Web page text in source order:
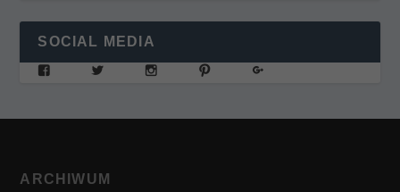
SOCIAL MEDIA
ARCHIWUM